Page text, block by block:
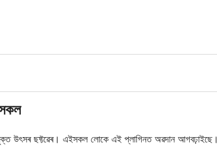
ছফ্টৱেৰ। এইসকল লোকে এই প্লাগিনত অৱদান আগবঢ়াইছে।